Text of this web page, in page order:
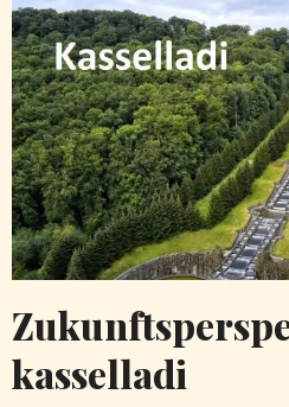
kasselladi